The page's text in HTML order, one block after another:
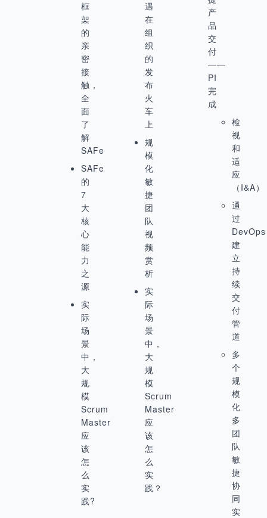
框
架
的
亲
密
接
触，
全
面
了
解
SAFe
SAFe
的
7
大
核
心
能
力
之
源
实
际
场
景
中，
大
规
模
Scrum
Master
应
该
怎
么
实
践?
遇
在
组
织
的
发
布
火
车
上
规
模
化
敏
捷
团
队
视
频
赏
析
实
际
场
景
中，
大
规
模
Scrum
Master
应
该
怎
么
实
践？
产
品
交
付
——
PI
完
成
检
视
和
适
应
（I&A）
通
过
建
立
持
续
交
付
管
道
多
个
规
模
化
多
团
队
敏
捷
协
同
实